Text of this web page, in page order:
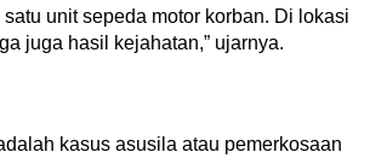
unit sepeda motor korban. Di lokasi
juga hasil kejahatan,” ujarnya.
kasus asusila atau pemerkosaan